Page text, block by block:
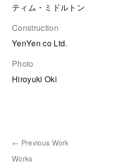
ティム・ミドルトン
Construction
YenYen co Ltd.
Photo
Hiroyuki Oki
← Previous Work
Works